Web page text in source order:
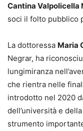
Cantina Valpolicella
soci il folto pubblico
La dottoressa Maria
Negrar, ha
lungimiranza
che rientra nelle
introdotto nel 2020
dell’università e
strumento